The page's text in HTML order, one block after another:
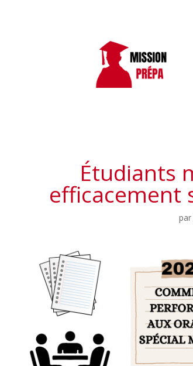
Étudiants
efficacement
par